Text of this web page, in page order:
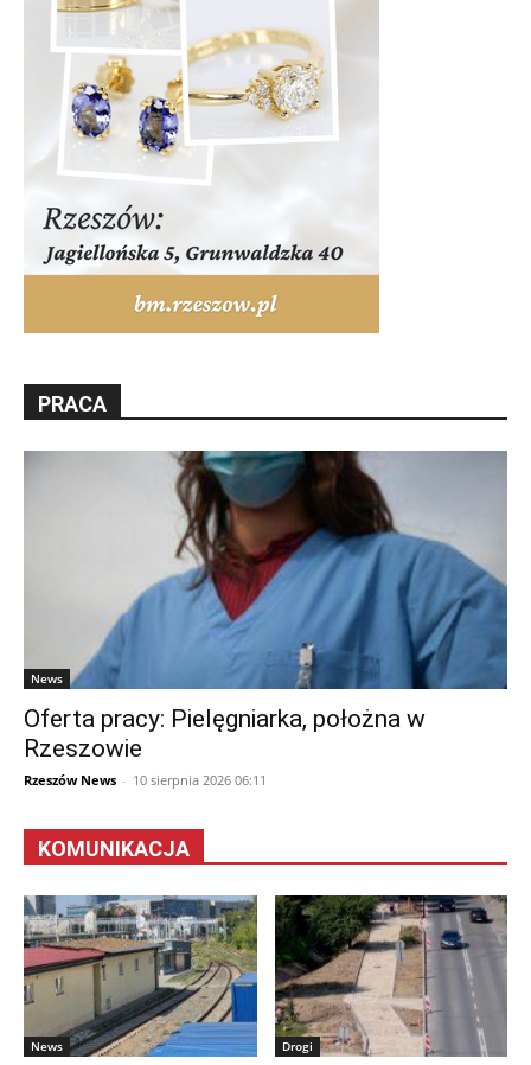
PRACA
News
Oferta pracy: Pielęgniarka, położna w
Rzeszowie
Rzeszów News - 10 sierpnia 2026 06:11
KOMUNIKACJA
News Drogi